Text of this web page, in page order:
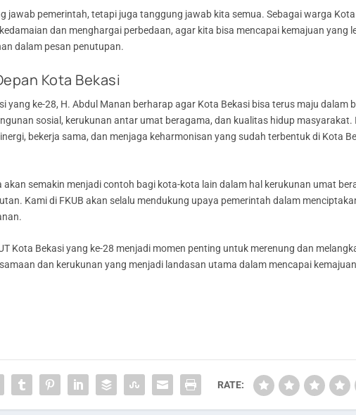
jawab pemerintah, tetapi juga tanggung jawab kita semua. Sebagai warga Kota
dan menghargai perbedaan, agar kita bisa mencapai kemajuan yang
dalam pesan penutupan.
Kota Bekasi
yang ke-28, H. Abdul Manan berharap agar Kota Bekasi bisa terus maju dalam
sosial, kerukunan antar umat beragama, dan kualitas hidup masyarakat.
bekerja sama, dan menjaga keharmonisan yang sudah terbentuk di Kota
akan semakin menjadi contoh bagi kota-kota lain dalam hal kerukunan umat
Kami di FKUB akan selalu mendukung upaya pemerintah dalam
Kota Bekasi yang ke-28 menjadi momen penting untuk merenung dan
dan kerukunan yang menjadi landasan utama dalam mencapai
RATE: